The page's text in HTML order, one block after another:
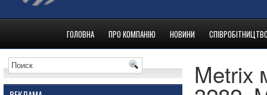
ГОЛОВНА ПРО КОМПАНІЮ НОВИНИ
Metrix